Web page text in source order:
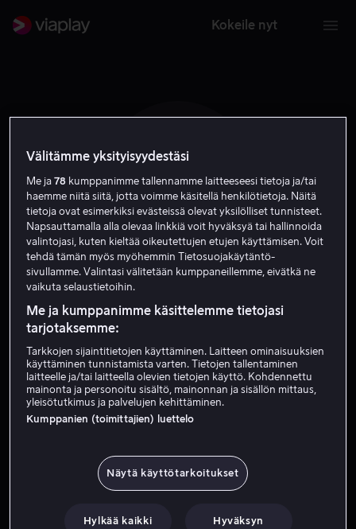
Kokeile nyt
D M
David McKenzie
Välitämme yksityisyydestäsi
Me ja78 kumppanimme tallennamme laitteeseesi tietoja ja/tai
haemme niitä siitä, jotta voimme käsitellä henkilötietoja. Näitä
tietoja ovat esimerkiksi evästeissä olevat yksilölliset tunnisteet.
Napsauttamalla alla olevaa linkkiä voit hyväksyä tai hallinnoida
valintojasi, kuten kieltää oikeutettujen etujen käyttämisen. Voit
tehdä tämän myös myöhemmin Tietosuojakäytäntö-
sivullamme. Valintasi välitetään kumppaneillemme, eivätkä ne
vaikuta selaustietoihin.
Me ja kumppanimme käsittelemme tietojasi
tarjotaksemme:
Tarkkojen sijaintitietojen käyttäminen. Laitteen ominaisuuksien
käyttäminen tunnistamista varten. Tietojen tallentaminen
laitteelle ja/tai laitteella olevien tietojen käyttö. Kohdennettu
mainonta ja personoitu sisältö, mainonnan ja sisällön mittaus,
yleisötutkimus ja palvelujen kehittäminen.
Kumppanien (toimittajien) luettelo
Näytä käyttötarkoitukset
Hylkää kaikki Hyväksyn